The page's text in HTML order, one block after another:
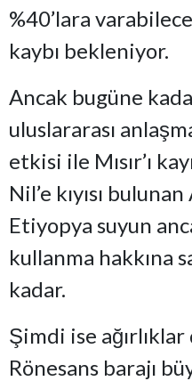
%40’lara
kaybı bekleniyor.
Ancak bugüne
uluslararası
etkisi ile Mısır’ı
Nil’e kıyısı
Etiyopya suyun
kullanma hakkına
kadar.
Şimdi ise
Rönesans barajı